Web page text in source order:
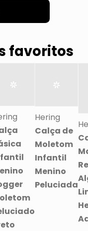
favoritos
Hering
Calça de
Moletom
Infantil
Menino
Peluciada